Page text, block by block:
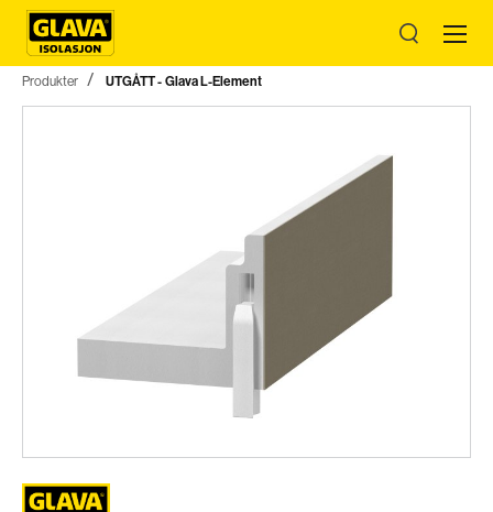
Produkter UTGÅTT - Glava L-Element